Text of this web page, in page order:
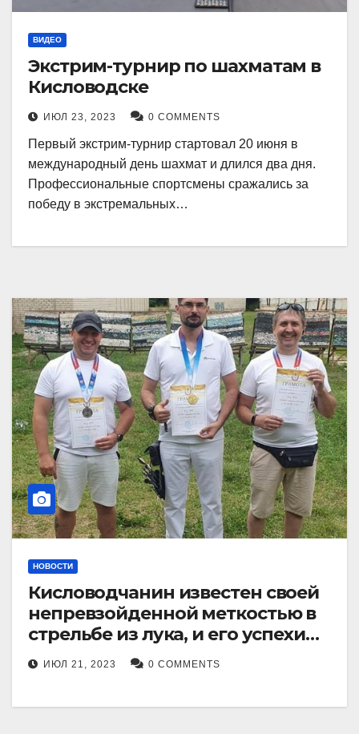
ВИДЕО
Экстрим-турнир по шахматам в
Кисловодске
ИЮЛ 23, 2023 0 COMMENTS
Первый экстрим-турнир стартовал 20 июня в
международный день шахмат и длился два дня.
Профессиональные спортсмены сражались за
победу в экстремальных…
НОВОСТИ
Кисловодчанин известен своей
непревзойденной меткостью в
стрельбе из лука, и его успехи
прославили его в
Ставропольском крае.
ИЮЛ 21, 2023 0 COMMENTS